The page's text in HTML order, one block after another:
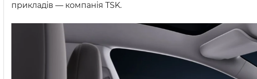
прикладів — компанія TSK.